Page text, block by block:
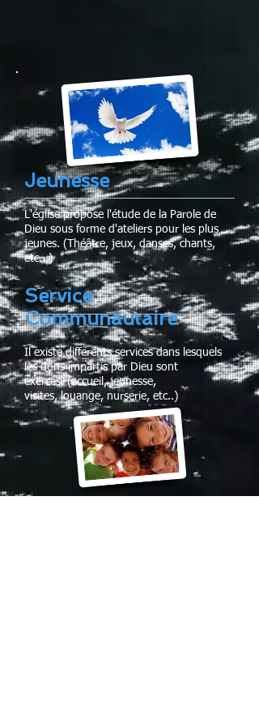
Jeunesse
L'église propose l'étude de la Parole de
Dieu sous forme d'ateliers pour les plus
jeunes. (Théâtre, jeux, danses, chants,
etc...)
Service
Communautaire
Il existe differents services dans lesquels
les dons impartis par Dieu sont
exercés. (accueil, jeunesse,
visites, louange, nurserie, etc..)